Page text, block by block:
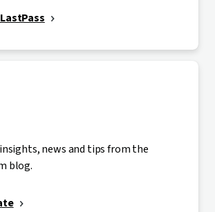
news and tips from the
blog.